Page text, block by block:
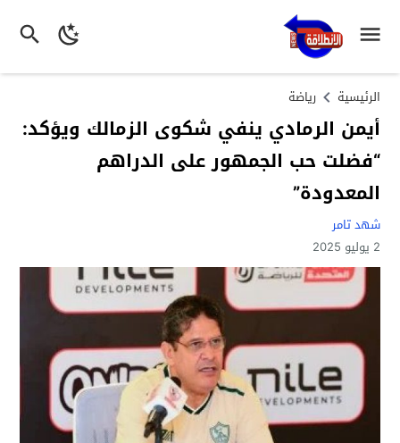
الرئيسية رياضة
أيمن الرمادي ينفي شكوى الزمالك ويؤكد:
“فضلت حب الجمهور على الدراهم
المعدودة”
شهد تامر
2 يوليو 2025